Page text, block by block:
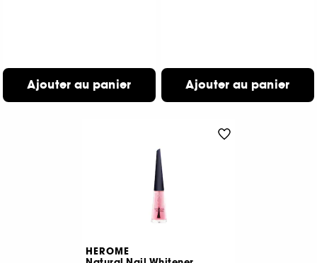
Ajouter au panier Ajouter au panier
HEROME